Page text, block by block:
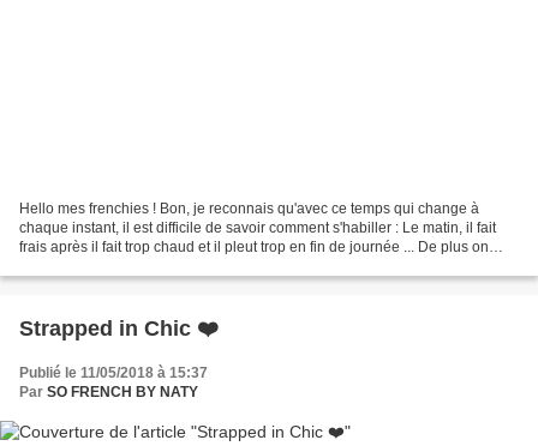
Hello mes frenchies ! Bon, je reconnais qu'avec ce temps qui change à
chaque instant, il est difficile de savoir comment s'habiller : Le matin, il fait
frais après il fait trop chaud et il pleut trop en fin de journée ... De plus on
Strapped in Chic ❤️
Publié le 11/05/2018 à 15:37
Par SO FRENCH BY NATY